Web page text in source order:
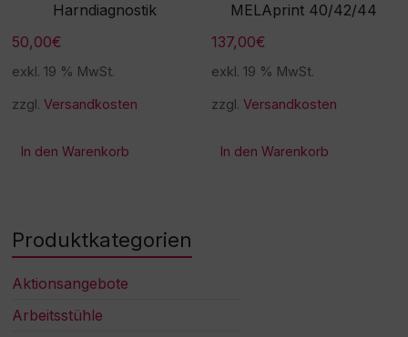
Harndiagnostik
50,00€
exkl. 19 % MwSt.
zzgl.Versandkosten
In den Warenkorb
MELAprint 40/42/44
137,00€
exkl. 19 % MwSt.
zzgl.Versandkosten
In den Warenkorb
Produktkategorien
Aktionsangebote
Arbeitsstühle